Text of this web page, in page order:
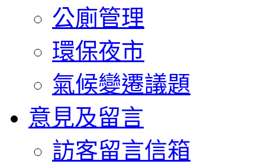
公廁管理
環保夜市
氣候變遷議題
意見及留言
訪客留言信箱